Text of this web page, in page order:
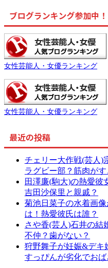
ブログランキング参加中！
女性芸能人・女優ランキング
女性芸能人・女優ランキング
最近の投稿
チェリー大作戦(芸人)
ラグビー部？筋肉がす
田澤廉(駒大)の熱愛彼
吉田沙保里と親戚？
菊池日菜子の水着画
は！熱愛彼氏は誰？
さや香(芸人)石井の結
不仲？歯がない？
狩野舞子が妊娠&デキ
すっぴんが劣化でおば